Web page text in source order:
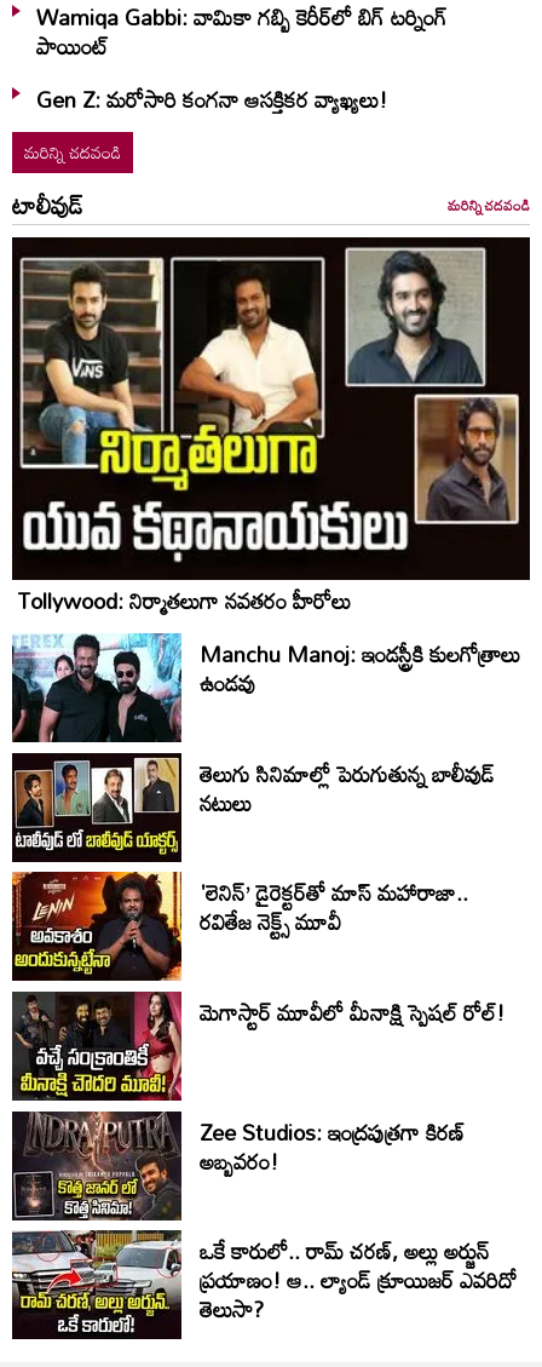
Wamiqa Gabbi: వామికా గబ్బి కెరీర్‌లో బిగ్‌ టర్నింగ్‌
పాయింట్‌
Gen Z: మరోసారి కంగనా ఆసక్తికర వ్యాఖ్యలు!
మరిన్ని చదవండి
టాలీవుడ్ మరిన్ని చదవండి
Tollywood: నిర్మాతలుగా నవతరం హీరోలు
Manchu Manoj: ఇండస్ట్రీకి కులగోత్రాలు
ఉండవు
తెలుగు సినిమాల్లో పెరుగుతున్న బాలీవుడ్
నటులు
'లెనిన్’ డైరెక్టర్‌తో మాస్ మహారాజా..
రవితేజ నెక్ట్స్ మూవీ
మెగాస్టార్ మూవీలో మీనాక్షి స్పెషల్ రోల్!
Zee Studios: ఇంద్రపుత్రగా కిరణ్‌
అబ్బవరం!
ఒకే కారులో.. రామ్ చరణ్, అల్లు అర్జున్
ప్రయాణం! ఆ.. ల్యాండ్ క్రూయిజర్ ఎవరిదో
తెలుసా?